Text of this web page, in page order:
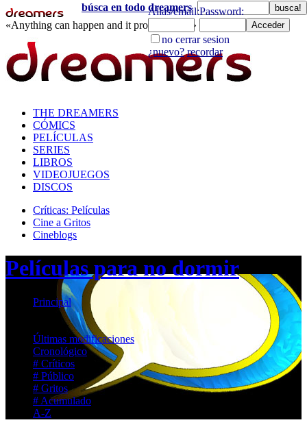
«Anything can happen and it probably will»
búsca en todo dreamers
THE DREAMERS
CÓMICS
PELÍCULAS
SERIES
LIBROS
VIDEOJUEGOS
DISCOS
Críticas: Películas
Cine a Gritos
Cineblogs
Películas para no dormir
Principal
Listados
Últimas modificaciones
Cronológico
# Críticos
# Público
# Gritos
# Acumulado
A-Z